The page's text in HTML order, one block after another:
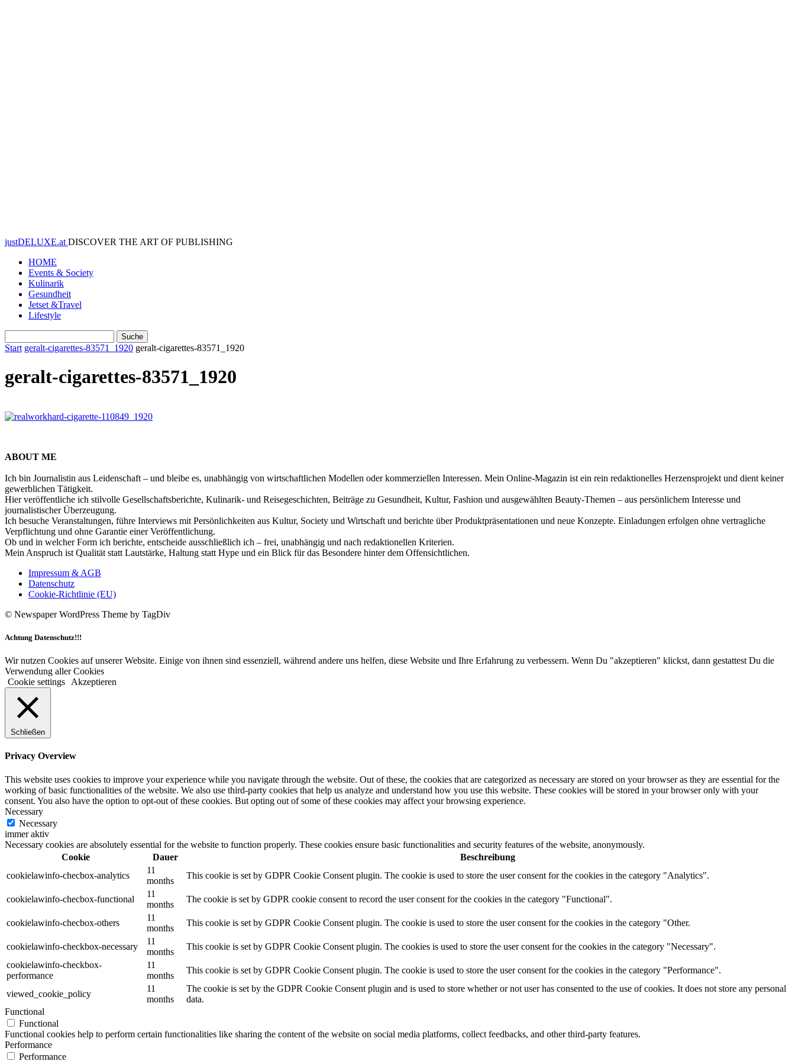
justDELUXE.at DISCOVER THE ART OF PUBLISHING
HOME
Events & Society
Kulinarik
Gesundheit
Jetset &Travel
Lifestyle
Start geralt-cigarettes-83571_1920 geralt-cigarettes-83571_1920
geralt-cigarettes-83571_1920
ABOUT ME
Ich bin Journalistin aus Leidenschaft – und bleibe es, unabhängig von wirtschaftlichen Modellen oder kommerziellen Interessen. Mein Online-Magazin ist ein rein redaktionelles Herzensprojekt und dient keiner
gewerblichen Tätigkeit.
Hier veröffentliche ich stilvolle Gesellschaftsberichte, Kulinarik- und Reisegeschichten, Beiträge zu Gesundheit, Kultur, Fashion und ausgewählten Beauty-Themen – aus persönlichem Interesse und
journalistischer Überzeugung.
Ich besuche Veranstaltungen, führe Interviews mit Persönlichkeiten aus Kultur, Society und Wirtschaft und berichte über Produktpräsentationen und neue Konzepte. Einladungen erfolgen ohne vertragliche
Verpflichtung und ohne Garantie einer Veröffentlichung.
Ob und in welcher Form ich berichte, entscheide ausschließlich ich – frei, unabhängig und nach redaktionellen Kriterien.
Mein Anspruch ist Qualität statt Lautstärke, Haltung statt Hype und ein Blick für das Besondere hinter dem Offensichtlichen.
Impressum & AGB
Datenschutz
Cookie-Richtlinie (EU)
© Newspaper WordPress Theme by TagDiv
Achtung Datenschutz!!!
Wir nutzen Cookies auf unserer Website. Einige von ihnen sind essenziell, während andere uns helfen, diese Website und Ihre Erfahrung zu verbessern. Wenn Du "akzeptieren" klickst, dann gestattest Du die
Verwendung aller Cookies
Cookie settings
Akzeptieren
Schließen
Privacy Overview
This website uses cookies to improve your experience while you navigate through the website. Out of these, the cookies that are categorized as necessary are stored on your browser as they are essential for the
working of basic functionalities of the website. We also use third-party cookies that help us analyze and understand how you use this website. These cookies will be stored in your browser only with your
consent. You also have the option to opt-out of these cookies. But opting out of some of these cookies may affect your browsing experience.
Necessary
Necessary
immer aktiv
Necessary cookies are absolutely essential for the website to function properly. These cookies ensure basic functionalities and security features of the website, anonymously.
Cookie
Dauer
Beschreibung
cookielawinfo-checbox-analytics
11
months
This cookie is set by GDPR Cookie Consent plugin. The cookie is used to store the user consent for the cookies in the category "Analytics".
cookielawinfo-checbox-functional
11
months
The cookie is set by GDPR cookie consent to record the user consent for the cookies in the category "Functional".
cookielawinfo-checbox-others
11
months
This cookie is set by GDPR Cookie Consent plugin. The cookie is used to store the user consent for the cookies in the category "Other.
cookielawinfo-checkbox-necessary
11
months
This cookie is set by GDPR Cookie Consent plugin. The cookies is used to store the user consent for the cookies in the category "Necessary".
cookielawinfo-checkbox-
performance
11
months
This cookie is set by GDPR Cookie Consent plugin. The cookie is used to store the user consent for the cookies in the category "Performance".
viewed_cookie_policy
11
months
The cookie is set by the GDPR Cookie Consent plugin and is used to store whether or not user has consented to the use of cookies. It does not store any personal
data.
Functional
Functional
Functional cookies help to perform certain functionalities like sharing the content of the website on social media platforms, collect feedbacks, and other third-party features.
Performance
Performance